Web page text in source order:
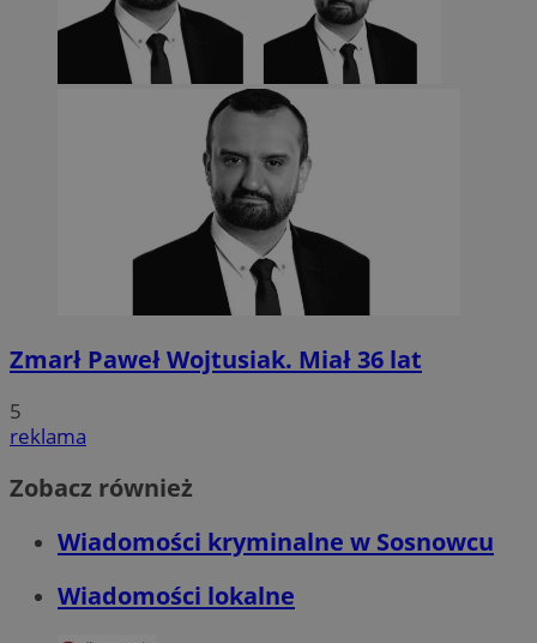
Zmarł Paweł Wojtusiak. Miał 36 lat
5
reklama
Zobacz również
Wiadomości kryminalne w Sosnowcu
Wiadomości lokalne